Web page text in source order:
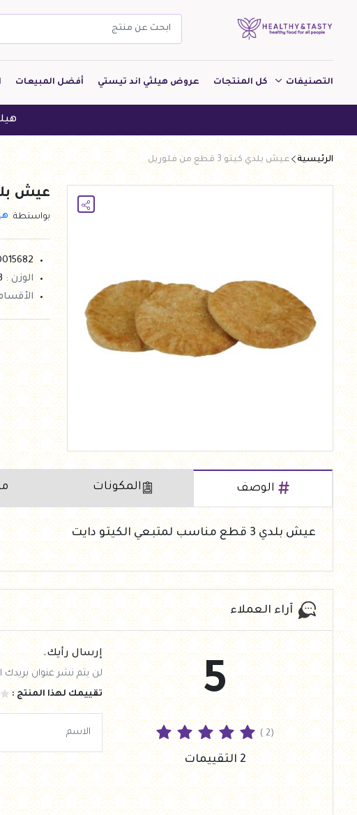
التصنيفات
مخبوزات
معجنات Pastry
العروض Offers
كل المنتجات عروض هيلثي اند تيستي أفضل المبيعات
هيلثي اند
الرئيسية عيش بلدي كيتو 3 قطع من فلوريل
عيش بلدي
بواستطة
الوزن :3
الوصف المكونات
عيش بلدي 3 قطع مناسب لمتبعي الكيتو دايت
آراء العملاء
5
( 2)
2 التقييمات
إرسال رأيك.
لن يتم نشر عنوان بريدك
تقييمك لهذا المنتج :